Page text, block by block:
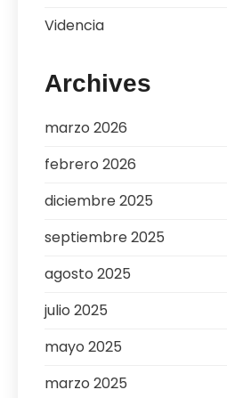
Videncia
Archives
marzo 2026
febrero 2026
diciembre 2025
septiembre 2025
agosto 2025
julio 2025
mayo 2025
marzo 2025